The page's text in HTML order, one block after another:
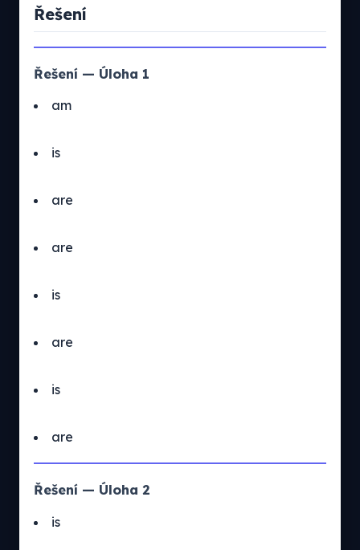
Řešení
Řešení — Úloha 1
am
is
are
are
is
are
is
are
Řešení — Úloha 2
is